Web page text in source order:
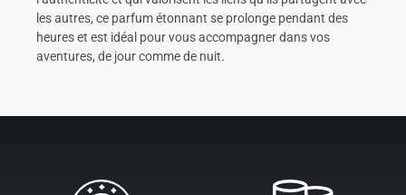
les autres, ce parfum étonnant se prolonge pendant des
heures et est idéal pour vous accompagner dans vos
aventures, de jour comme de nuit.